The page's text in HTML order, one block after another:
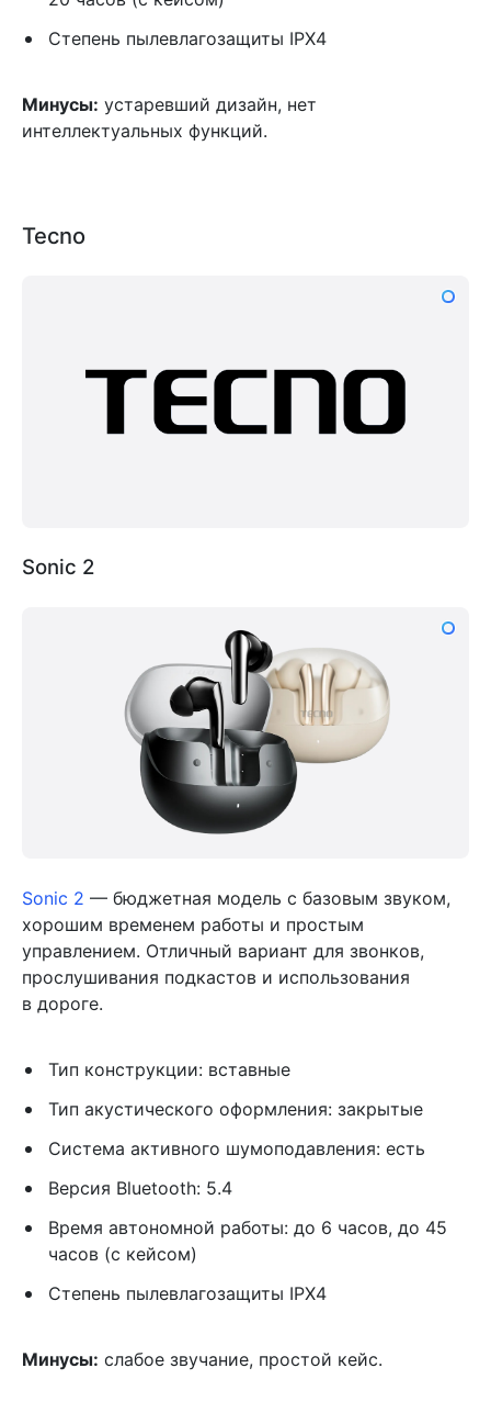
Степень пылевлагозащиты IPX4
Минусы: устаревший дизайн, нет
интеллектуальных функций.
Tecno
Sonic 2
Sonic 2 — бюджетная модель с базовым звуком,
хорошим временем работы и простым
управлением. Отличный вариант для звонков,
прослушивания подкастов и использования
в дороге.
Тип конструкции: вставные
Тип акустического оформления: закрытые
Система активного шумоподавления: есть
Версия Bluetooth: 5.4
Время автономной работы: до 6 часов, до 45
часов (с кейсом)
Степень пылевлагозащиты IPX4
Минусы: слабое звучание, простой кейс.